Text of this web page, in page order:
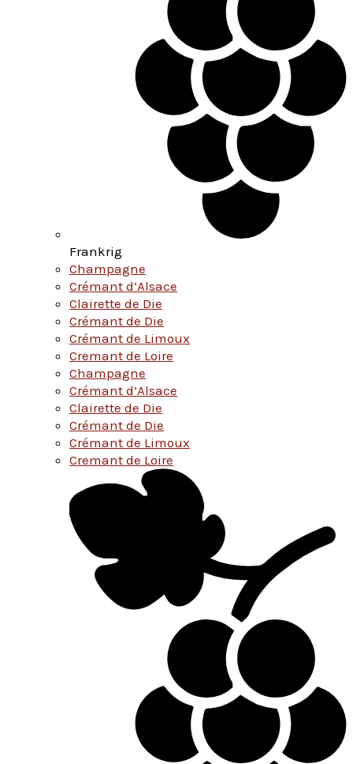
Frankrig
Champagne
Crémant d’Alsace
Clairette de Die
Crémant de Die
Crémant de Limoux
Cremant de Loire
Champagne
Crémant d’Alsace
Clairette de Die
Crémant de Die
Crémant de Limoux
Cremant de Loire